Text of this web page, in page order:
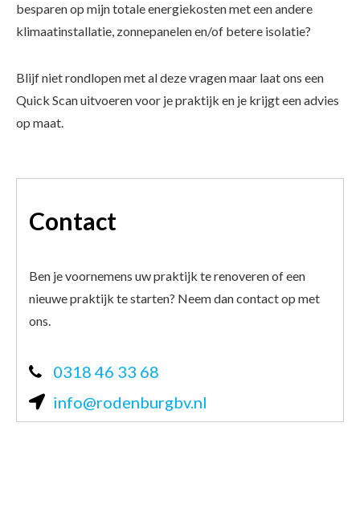
besparen op mijn totale energiekosten met een andere
klimaatinstallatie, zonnepanelen en/of betere isolatie?
Blijf niet rondlopen met al deze vragen maar laat ons een
Quick Scan uitvoeren voor je praktijk en je krijgt een advies
op maat.
Contact
Ben je voornemens uw praktijk te renoveren of een
nieuwe praktijk te starten? Neem dan contact op met
ons.
0318 46 33 68
info@rodenburgbv.nl